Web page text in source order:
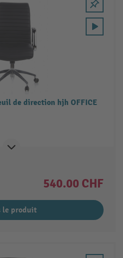
de direction hjh OFFICE
540.00 CHF
le produit